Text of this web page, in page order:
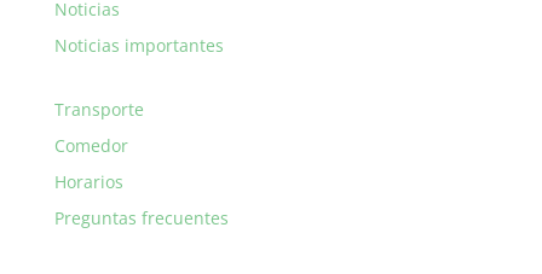
Noticias
Noticias importantes
Transporte
Comedor
Horarios
Preguntas frecuentes